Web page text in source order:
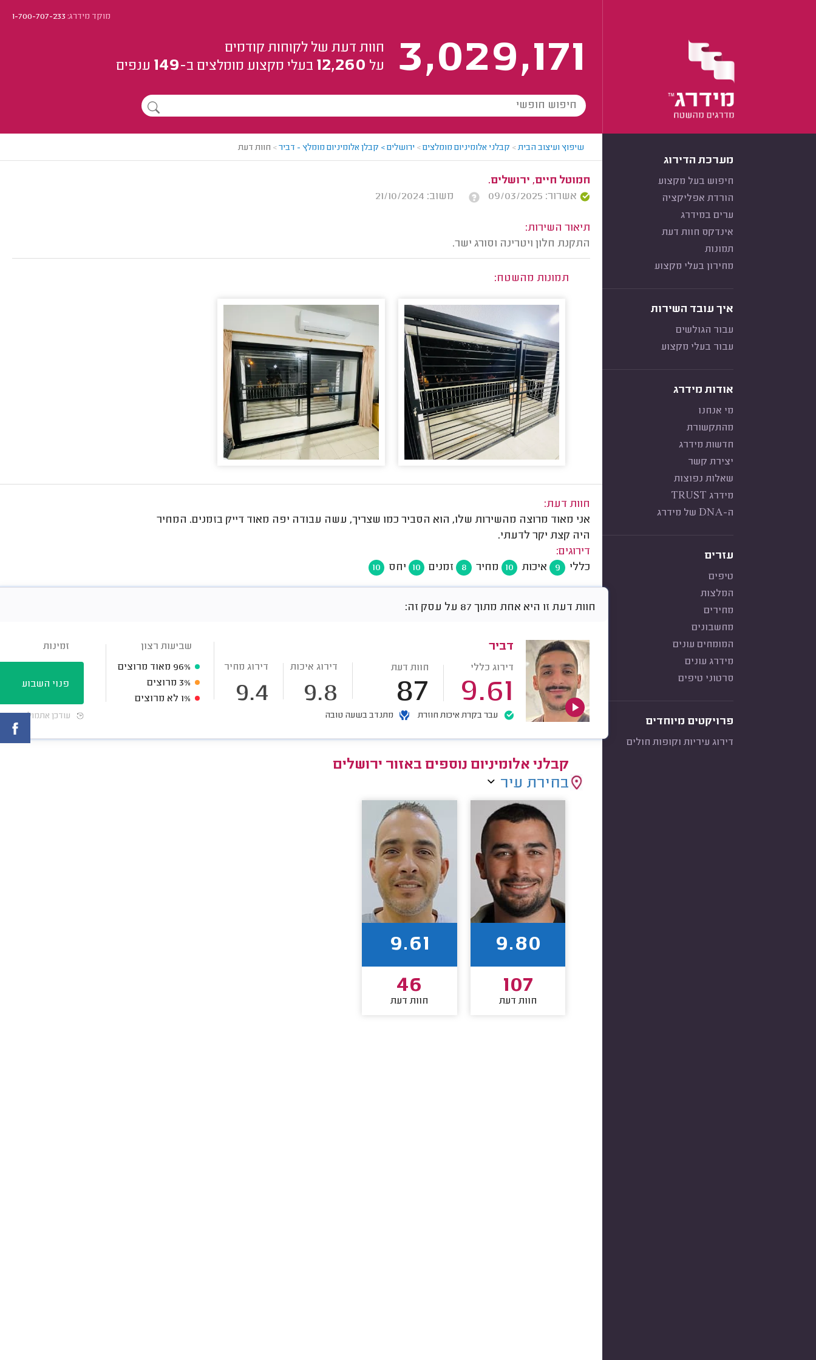
מוקד מידרג:1-700-707-233
3,029,171
חוות דעת של לקוחות קודמים
על 12,260 בעלי מקצוע מומלצים ב-149 ענפים
מערכת הדירוג
חיפוש בעל מקצוע
הורדת אפליקציה
ערים במידרג
אינדקס חוות דעת
תמונות
מחירון בעלי מקצוע
איך עובד השירות
עבור הגולשים
עבור בעלי מקצוע
אודות מידרג
מי אנחנו
מהתקשורת
חדשות מידרג
יצירת קשר
שאלות נפוצות
מידרג TRUST
ה-DNA של מידרג
עזרים
טיפים
המלצות
מחירים
מחשבונים
המומחים עונים
מידרג עונים
סרטוני טיפים
פרויקטים מיוחדים
דירוג עיריות וקופות חולים
שיפוץ ועיצוב הבית> קבלני אלומיניום מומלצים> ירושלים > קבלן אלומיניום מומלץ - דביר> חוות דעת
חמוטל חיים, ירושלים.
אשרור: 09/03/2025
משוב: 21/10/2024
תיאור השירות:
התקנת חלון ויטרינה וסורג ישר.
תמונות מהשטח:
חוות דעת:
אני מאוד מרוצה מהשירות שלו, הוא הסביר כמו שצריך, עשה עבודה יפה מאוד דייק בזמנים. המחיר
היה קצת יקר לדעתי.
דירוגים:
כללי
9 איכות 10 מחיר 8 זמנים 10 יחס 10
חוות דעת זו היא אחת מתוך 87 על עסק זה:
דביר
דירוג כללי
9.61
חוות דעת
87
דירוג איכות
9.8
דירוג מחיר
9.4
עבר בקרת איכות חוזרת מתנדב בשעה טובה
שביעות רצון
96% מאוד מרוצים
3% מרוצים
1% לא מרוצים
זמינות
פנוי השבוע
עודכן אתמול
קבלני אלומיניום נוספים באזור ירושלים
בחירת עיר
9.80
107
חוות דעת
9.61
46
חוות דעת